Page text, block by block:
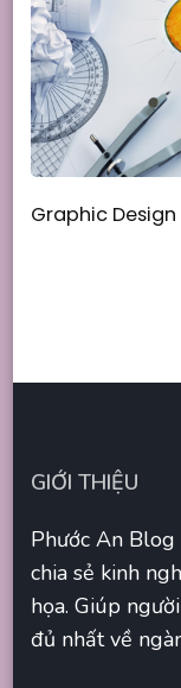
Graphic
GIỚI THIỆU
Phước An
chia sẻ kinh
họa. Giúp
đủ nhất về